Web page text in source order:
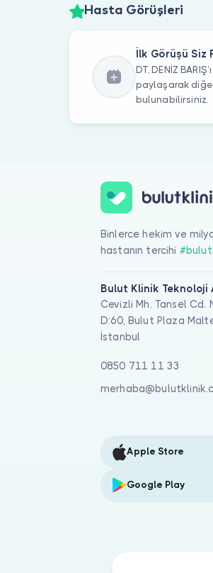
Hasta Görüşleri
İlk Görüşü Siz
DT. DENİZ
paylaşarak
bulunabilirsiniz.
Binlerce hekim ve
hastanın tercihi
Bulut Klinik Teknoloji
Cevizli Mh. Tansel Cd.
D:60, Bulut Plaza
İstanbul
0850 711 11 33
Apple Store
Google Play